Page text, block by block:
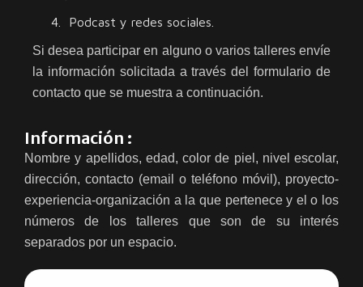
Podcast y redes sociales.
Si desea participar en alguno o varios talleres envíe
la información solicitada a través del formulario de
contacto que se muestra a continuación.
Información :
Nombre y apellidos, edad, color de piel, nivel escolar,
dirección, contacto (email o teléfono móvil), proyecto-
experiencia-organización a la que pertenece y el o los
números de los talleres que son de su interés
separados por un espacio.